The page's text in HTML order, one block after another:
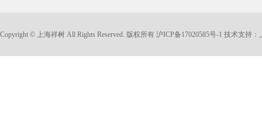
Copyright © 上海祥树 All Rights Reserved. 版权所有 沪ICP备17020585号-1 技术支持：